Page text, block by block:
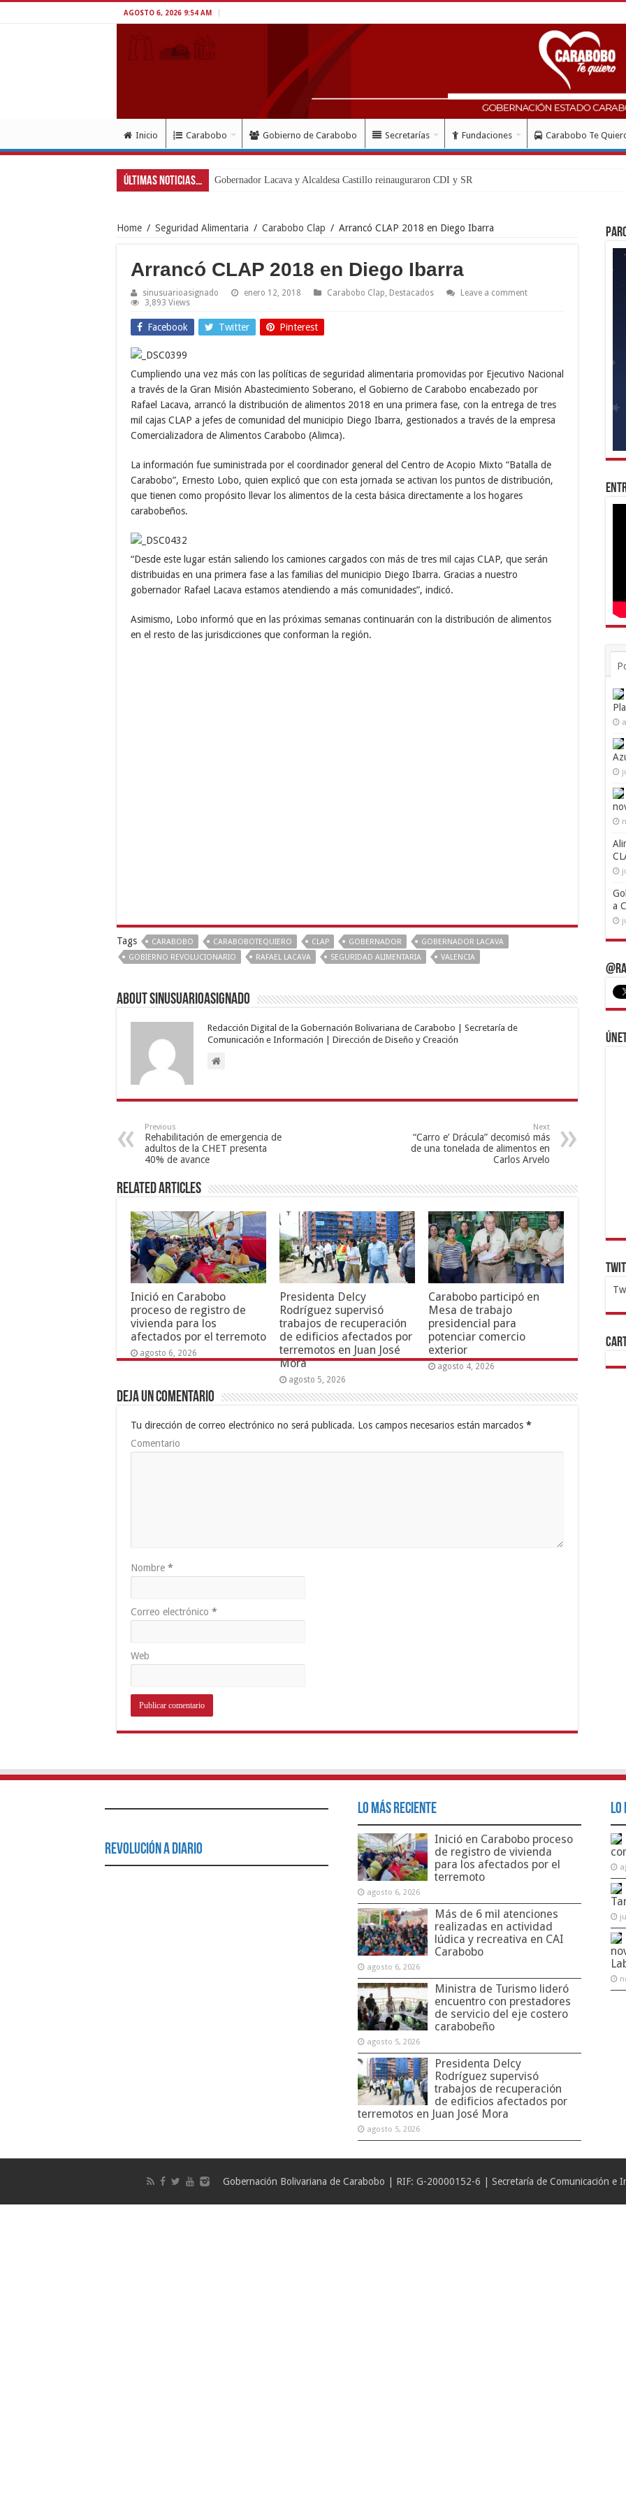
AGOSTO 6, 2026 9:54 AM
Inicio Carabobo Gobierno de Carabobo Secretarías Fundaciones Carabobo Te
Últimas Noticias... Gobernador Lacava y Alcaldesa Castillo reinauguraron CDI y SRI Canaima al sur de Va
Home / Seguridad Alimentaria / Carabobo Clap / Arrancó CLAP 2018 en Diego Ibarra
Arrancó CLAP 2018 en Diego Ibarra
sinusuarioasignado enero 12, 2018 Carabobo Clap Destacados
Leave a comment
3,893 Views
Facebook Twitter Pinterest
Cumpliendo una vez más con las políticas de seguridad alimentaria promovidas por Ejecutivo Nacional
a través de la Gran Misión Abastecimiento Soberano, el Gobierno de Carabobo encabezado por
Rafael Lacava, arrancó la distribución de alimentos 2018 en una primera fase, con la entrega de tres
mil cajas CLAP a jefes de comunidad del municipio Diego Ibarra, gestionados a través de la empresa
Comercializadora de Alimentos Carabobo (Alimca).
La información fue suministrada por el coordinador general del Centro de Acopio Mixto “Batalla de
Carabobo”, Ernesto Lobo, quien explicó que con esta jornada se activan los puntos de distribución,
que tienen como propósito llevar los alimentos de la cesta básica directamente a los hogares
carabobeños.
“Desde este lugar están saliendo los camiones cargados con más de tres mil cajas CLAP, que serán
distribuidas en una primera fase a las familias del municipio Diego Ibarra. Gracias a nuestro
gobernador Rafael Lacava estamos atendiendo a más comunidades”, indicó.
Asimismo, Lobo informó que en las próximas semanas continuarán con la distribución de alimentos
en el resto de las jurisdicciones que conforman la región.
Tags CARABOBO CARABOBOTEQUIERO CLAP GOBERNADOR
GOBERNADOR LACAVA
GOBIERNO REVOLUCIONARIO
RAFAEL LACAVA SEGURIDAD ALIMENTARIA VALENCIA
About sinusuarioasignado
Redacción Digital de la Gobernación Bolivariana de Carabobo | Secretaría de
Comunicación e Información | Dirección de Diseño y Creación
Previous
Rehabilitación de emergencia de
adultos de la CHET presenta
40% de avance
Next
“Carro e’ Drácula” decomisó más
de una tonelada de alimentos en
Carlos Arvelo
Related Articles
Inició en Carabobo
proceso de registro de
vivienda para los
afectados por el terremoto
agosto 6, 2026
Presidenta Delcy
Rodríguez supervisó
trabajos de recuperación
de edificios afectados por
terremotos en Juan José
Mora
agosto 5, 2026
Carabobo participó en
Mesa de trabajo
presidencial para
potenciar comercio
exterior
agosto 4, 2026
Deja un comentario
Tu dirección de correo electrónico no será publicada. Los campos necesarios están marcados *
Comentario
Nombre *
Correo electrónico *
Web
a
Revolución a Diario
Lo Más Reciente
Inició en Carabobo proceso
de registro de vivienda
para los afectados por el
terremoto
agosto 6, 2026
Más de 6 mil atenciones
realizadas en actividad
lúdica y recreativa en CAI
Carabobo
agosto 6, 2026
Ministra de Turismo lideró
encuentro con prestadores
de servicio del eje costero
carabobeño
agosto 5, 2026
Presidenta Delcy
Rodríguez supervisó
trabajos de recuperación
de edificios afectados por
terremotos en Juan José Mora
agosto 5, 2026
Lo
Gobernación Bolivariana de Carabobo | RIF: G-20000152-6 | Secretaría de Comunicación e